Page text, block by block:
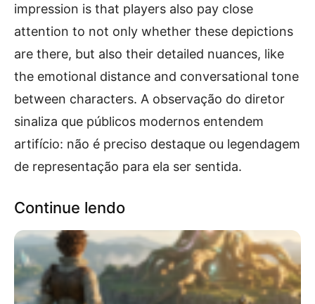
impression is that players also pay close
attention to not only whether these depictions
are there, but also their detailed nuances, like
the emotional distance and conversational tone
between characters. A observação do diretor
sinaliza que públicos modernos entendem
artifício: não é preciso destaque ou legendagem
de representação para ela ser sentida.
Continue lendo